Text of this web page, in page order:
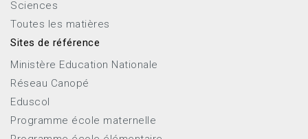
Sciences
Toutes les matières
Sites de référence
Ministère Education Nationale
Réseau Canopé
Eduscol
Programme école maternelle